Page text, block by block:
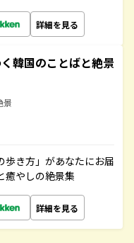
詳細を見る
韓国のことばと絶景
景
歩き方」があなたにお届
癒やしの絶景集
詳細を見る